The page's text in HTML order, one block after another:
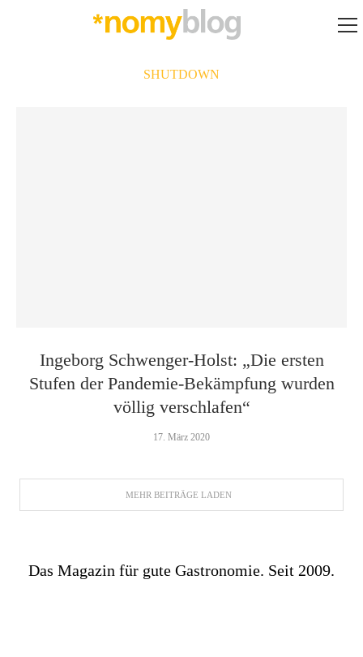
SHUTDOWN
Ingeborg Schwenger-Holst: „Die ersten
Stufen der Pandemie-Bekämpfung wurden
völlig verschlafen“
17. März 2020
MEHR BEITRÄGE LADEN
Das Magazin für gute Gastronomie. Seit 2009.